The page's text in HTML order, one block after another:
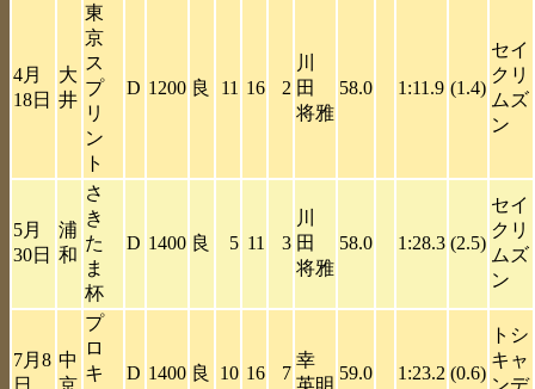
4月
18日
大
井
東
京
ス
プ
リ
ン
ト
D 1200 良 11 16 2
川
田
将雅
58.0 1:11.9 (1.4)
セイ
クリ
ムズ
ン
5月
30日
浦
和
さ
き
た
ま
杯
D 1400 良 5 11 3
川
田
将雅
58.0 1:28.3 (2.5)
セイ
クリ
ムズ
ン
7月8 中
プ
ロ
キ
D 1400 良 10 16 7
幸
59.0 1:23.2 (0.6)
トシ
キャ